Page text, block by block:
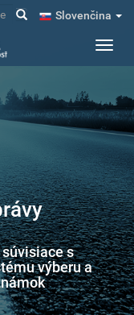
Slovenčina
Vyhľadávanie
s
výberu a